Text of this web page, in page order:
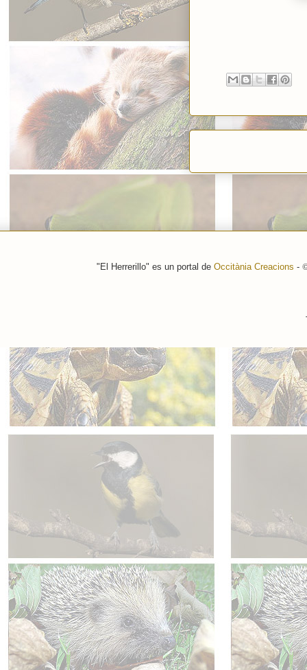
"El Herrerillo" es un portal de Occitània Creacions -